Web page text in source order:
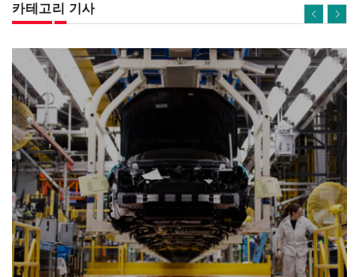
카테고리 기사